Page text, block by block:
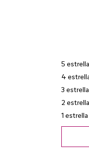
5
4
3
2
1 estrella